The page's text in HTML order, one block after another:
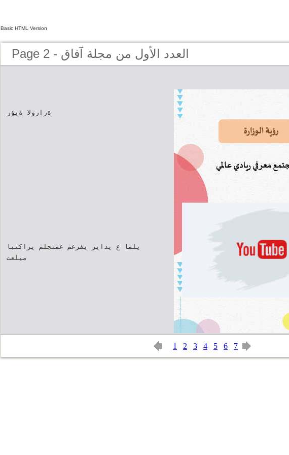
Basic HTML Version
Page 2 - العدد الأول من مجلة آفاق
ةرازولا ةيؤر
يلما ع يداير يفرعم عمتجلم يراكتبا
ميلعت
1 2 3 4 5 6 7